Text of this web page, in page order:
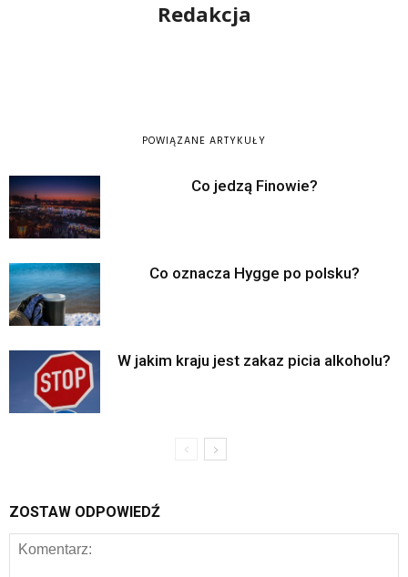
Redakcja
POWIĄZANE ARTYKUŁY
Co jedzą Finowie?
Co oznacza Hygge po polsku?
W jakim kraju jest zakaz picia alkoholu?
ZOSTAW ODPOWIEDŹ